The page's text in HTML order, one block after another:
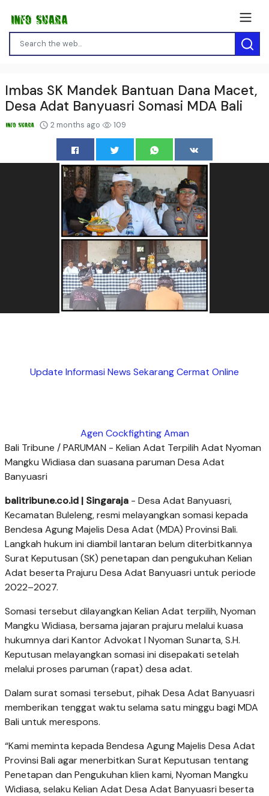
Imbas SK Mandek Bantuan Dana Macet,
Desa Adat Banyuasri Somasi MDA Bali
2 months ago 109
Update Informasi News Sekarang Cermat Online
Agen Cockfighting Aman
Bali Tribune / PARUMAN - Kelian Adat Terpilih Adat Nyoman
Mangku Widiasa dan suasana paruman Desa Adat
Banyuasri
balitribune.co.id | Singaraja - Desa Adat Banyuasri,
Kecamatan Buleleng, resmi melayangkan somasi kepada
Bendesa Agung Majelis Desa Adat (MDA) Provinsi Bali.
Langkah hukum ini diambil lantaran belum diterbitkannya
Surat Keputusan (SK) penetapan dan pengukuhan Kelian
Adat beserta Prajuru Desa Adat Banyuasri untuk periode
2022–2027.
Somasi tersebut dilayangkan Kelian Adat terpilih, Nyoman
Mangku Widiasa, bersama jajaran prajuru melalui kuasa
hukumnya dari Kantor Advokat I Nyoman Sunarta, S.H.
Keputusan melayangkan somasi ini disepakati setelah
melalui proses paruman (rapat) desa adat.
Dalam surat somasi tersebut, pihak Desa Adat Banyuasri
memberikan tenggat waktu selama satu minggu bagi MDA
Bali untuk merespons.
“Kami meminta kepada Bendesa Agung Majelis Desa Adat
Provinsi Bali agar menerbitkan Surat Keputusan tentang
Penetapan dan Pengukuhan klien kami, Nyoman Mangku
Widiasa, selaku Kelian Adat Desa Adat Banyuasri beserta